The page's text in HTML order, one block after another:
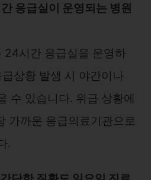
응급실이 운영되는 병원
24시간 응급실을 운영하
상황 발생 시 야간이나
수 있습니다. 위급 상황에
가까운 응급의료기관으로
.